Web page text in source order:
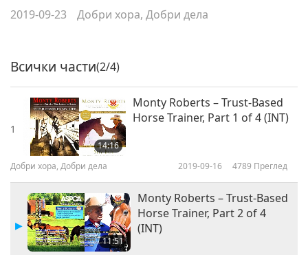
2019-09-23 Добри хора, Добри дела
Всички части(2/4)
1
14:16
Monty Roberts – Trust-Based
Horse Trainer, Part 1 of 4 (INT)
Добри хора, Добри дела 2019-09-16 4789 Преглед
11:51
Monty Roberts – Trust-Based
Horse Trainer, Part 2 of 4
(INT)